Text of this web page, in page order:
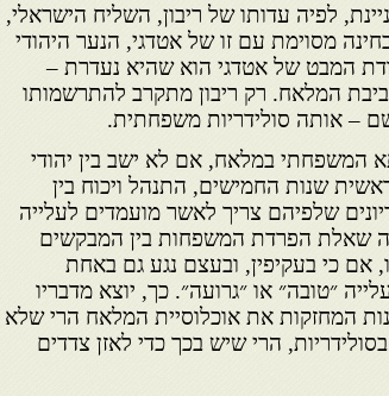
לפיה עדותו של ריבון, השליח הישראלי,
מסוימת עם זו של אטדגי, הנער היהודי
המבט של אטדגי הוא שהיא נעדרת –
המלאח. רק ריבון מתקרב להתרשמותו
– אותה סולידריות משפחתית.
המשפחתי במלאח, אם לא ישב בין יהודי
שנות החמישים, התנהל ויכוח בין
שלפיהם צריך לאשר מועמדים לעלייה
שאלת הפרדת המשפחות בין המבקשים
אם כי בעקיפין, ובעצם נגע גם באחת
״טובה״ או ״גרועה״. כך, יוצא מדבריו
המחזקות את אוכלוסיית המלאח הרי שלא
הרי שיש בכך כדי לאזן צדדים